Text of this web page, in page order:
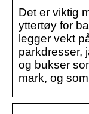
Det er viktig
yttertøy for
legger vekt
parkdresser,
og bukser
mark, og